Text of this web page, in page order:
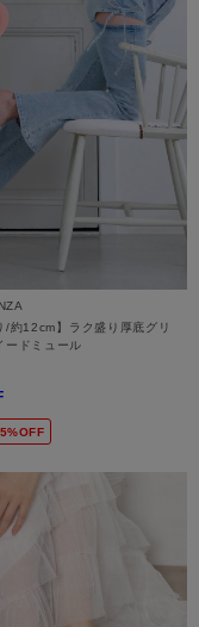
/約12cm】ラク盛り厚底グリ
ードミュール